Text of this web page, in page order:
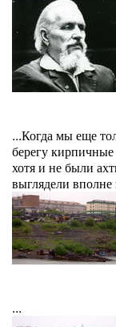
...Когда мы еще
берегу
хотя и не были
выглядели
...